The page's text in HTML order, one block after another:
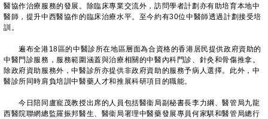
醫協作治療服務的發展。除臨床專業交流外，訪問學者計劃亦有助培育本地中
醫師，提升中西醫協作的臨床治療水平。至今約有30位中醫師透過計劃接受培
訓。
遍布全港18區的中醫診所在地區層面為合資格的香港居民提供政府資助的
中醫門診服務，服務範圍涵蓋與治療相關的中醫內科門診、針灸和骨傷推拿。
除政府資助服務外，中醫診所亦提供非政府資助的服務予病人選擇。此外，中
醫診所同時肩負培訓中醫藥人才和推展科研項目的職能。
今日陪同盧寵茂教授出席的人員包括醫衞局副秘書長李力綱、醫管局九龍
西醫院聯網總監羅振邦醫生、醫衞局署理中醫藥發展專員何家騏和醫管局總行